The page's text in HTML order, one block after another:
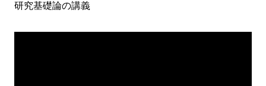
研究基礎論の講義